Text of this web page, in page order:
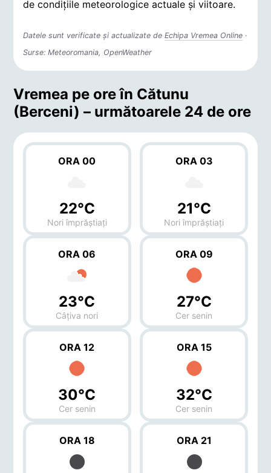
de condițiile meteorologice actuale și viitoare.
Datele sunt verificate și actualizate deEchipa Vremea Online ·
Surse: Meteoromania, OpenWeather
Vremea pe ore în Cătunu
(Berceni) – următoarele 24 de ore
ORA 00
22°C
Nori împrăștiați
ORA 03
21°C
Nori împrăștiați
ORA 06
23°C
Câțiva nori
ORA 09
27°C
Cer senin
ORA 12
30°C
Cer senin
ORA 15
32°C
Cer senin
ORA 18 ORA 21